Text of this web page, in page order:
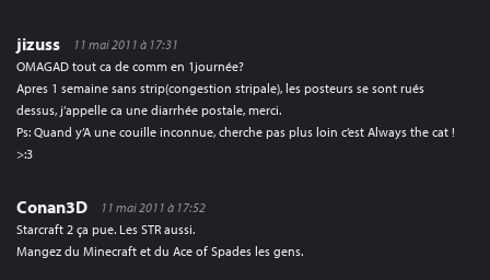
jizuss
11 mai 2011 à 17:31
OMAGAD tout ca de comm en 1journée?
Apres 1 semaine sans strip(congestion stripale), les posteurs se sont rués
dessus, j’appelle ca une diarrhée postale, merci.
Ps: Quand y’A une couille inconnue, cherche pas plus loin c’est Always the cat !
>:3
Conan3D
11 mai 2011 à 17:52
Starcraft 2 ça pue. Les STR aussi.
Mangez du Minecraft et du Ace of Spades les gens.